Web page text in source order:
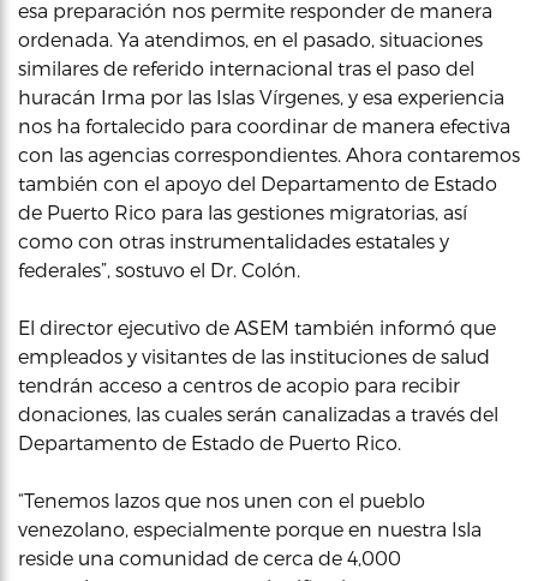
esa preparación nos permite responder de manera
ordenada. Ya atendimos, en el pasado, situaciones
similares de referido internacional tras el paso del
huracán Irma por las Islas Vírgenes, y esa experiencia
nos ha fortalecido para coordinar de manera efectiva
con las agencias correspondientes. Ahora contaremos
también con el apoyo del Departamento de Estado
de Puerto Rico para las gestiones migratorias, así
como con otras instrumentalidades estatales y
federales”, sostuvo el Dr. Colón.
El director ejecutivo de ASEM también informó que
empleados y visitantes de las instituciones de salud
tendrán acceso a centros de acopio para recibir
donaciones, las cuales serán canalizadas a través del
Departamento de Estado de Puerto Rico.
“Tenemos lazos que nos unen con el pueblo
venezolano, especialmente porque en nuestra Isla
reside una comunidad de cerca de 4,000